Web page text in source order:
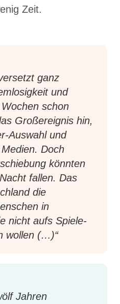
Zeit.
ganz
und
schon
Großereignis hin,
Auswahl und
Doch
könnten
fallen. Das
die
in
nicht aufs Spiele-
wollen (…)“
Jahren